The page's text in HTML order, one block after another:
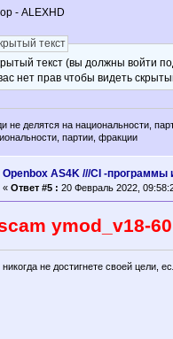
- ALEXHD
текст
текст (вы должны войти
нет прав чтобы видеть
не делятся на национальности,
партии, фракции
Openbox AS4K ///CI -программы
« Ответ #5 : 20 Февраль 2022,
ymod_v18-
не достигнете своей цели,